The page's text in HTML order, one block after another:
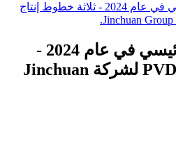
تسليم المشروع الرئيسي في عام 2024 - ثلاثة خطوط إنتاج
تسليم المشروع الرئيسي في عام 2024 -
ثلاثة خطوط إنتاج PVDF لشركة Jinchuan